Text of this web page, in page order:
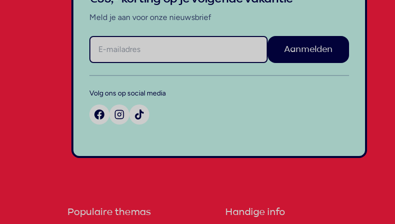
Meld je aan voor onze nieuwsbrief
Aanmelden
Volg ons op social media
Populaire themas Handige info